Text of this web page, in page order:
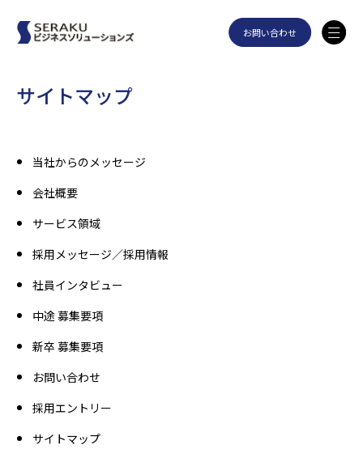
お問い合わせ
サイトマップ
当社からのメッセージ
会社概要
サービス領域
採用メッセージ／採用情報
社員インタビュー
中途 募集要項
新卒 募集要項
お問い合わせ
採用エントリー
サイトマップ